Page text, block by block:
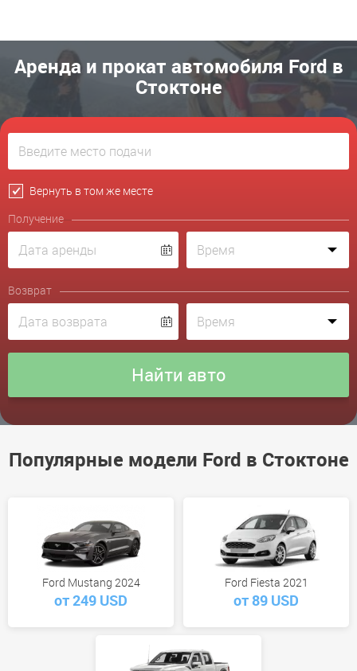
Аренда и прокат автомобиля Ford в
Стоктоне
Вернуть в том же месте
Получение
Возврат
Популярные модели Ford в Стоктоне
Ford Mustang 2024
от 249 USD
Ford Fiesta 2021
от 89 USD